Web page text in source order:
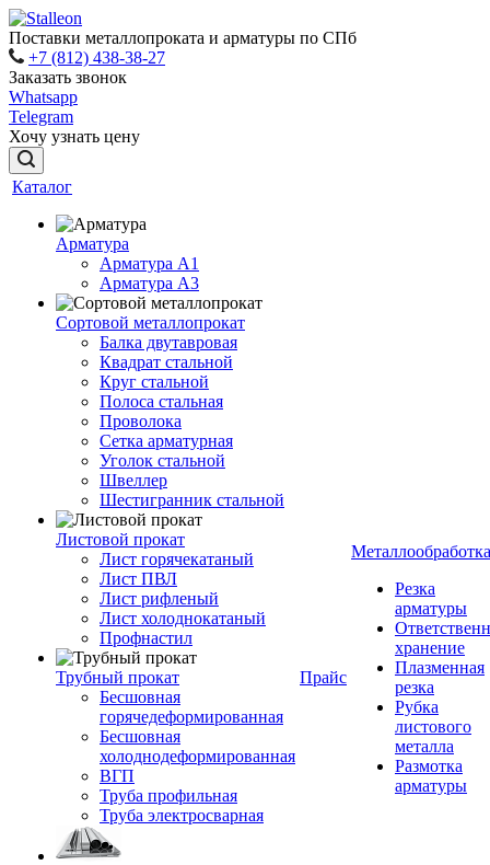
Поставки металлопроката и арматуры по СПб
+7 (812) 438-38-27
Заказать звонок
Whatsapp
Telegram
Хочу узнать цену
Каталог
Арматура
Арматура A1
Арматура А3
Сортовой металлопрокат
Балка двутавровая
Квадрат стальной
Круг стальной
Полоса стальная
Проволока
Сетка арматурная
Уголок стальной
Швеллер
Шестигранник стальной
Листовой прокат
Лист горячекатаный
Лист ПВЛ
Лист рифленый
Лист холоднокатаный
Профнастил
Трубный прокат
Бесшовная
горячедеформированная
Бесшовная
холоднодеформированная
ВГП
Труба профильная
Труба электросварная
Прайс
Металлообработка
Резка
арматуры
хранение
Плазменная
резка
Рубка
листового
металла
Размотка
арматуры